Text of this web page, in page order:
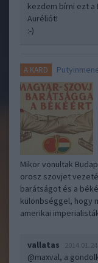
kezdem bírni ezt
Auréliót!
:-)
A KARD
Mikor vonultak
orosz szovjet
barátságot és a
különbséggel, hogy
amerikai
vallatas
@maxval, a